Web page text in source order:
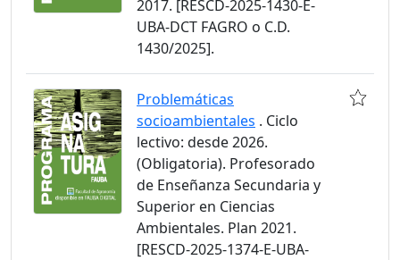
2017. [RESCD-2025-1430-E-
UBA-DCT FAGRO o C.D.
1430/2025].
Problemáticas
socioambientales . Ciclo
lectivo: desde 2026.
(Obligatoria). Profesorado
de Enseñanza Secundaria y
Superior en Ciencias
Ambientales. Plan 2021.
[RESCD-2025-1374-E-UBA-